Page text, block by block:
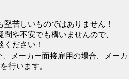
堅苦しいものではありません！
問や不安でも構いませんので、
ください！
メーカー面接雇用の場合、メーカ
行います。